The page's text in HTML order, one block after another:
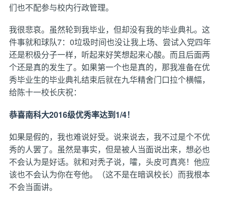
们也不配参与校内行政管理。
我很悲哀。虽然轮到我毕业，但却没有我的毕业典礼。这
件事就和球队7：0垃圾时间也没让我上场、尝试入党四年
还是积极分子一样，听起来好笑想起来心酸。而且后面两
个还是真的发生了。如果第一个也是真的，那我准备在优
秀毕业生的毕业典礼结束后就在九华精舍门口拉个横幅，
给陈十一校长庆祝：
恭喜南科大2016级优秀率达到1/4！
如果是假的，我也难说好受。说来说去，我不过是个不优
秀的人罢了。虽然是事实，但是被人当面说出来，想必也
不会认为是好话。就和对秃子说，嚯，头皮可真亮！他应
该也不会认为你在夸他。（这不是在暗讽校长）而我根本
不会当面讲。